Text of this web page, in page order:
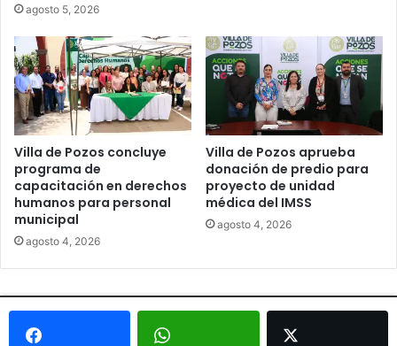
agosto 5, 2026
Villa de Pozos concluye
programa de
capacitación en derechos
humanos para personal
municipal
agosto 4, 2026
Villa de Pozos aprueba
donación de predio para
proyecto de unidad
médica del IMSS
agosto 4, 2026
© Copyright 2026, Todos los derechos reservados - Metrópoli